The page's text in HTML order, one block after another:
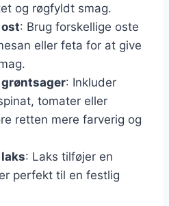
og røgfyldt smag.
: Brug forskellige oste
eller feta for at give
: Inkluder
tomater eller
retten mere farverig og
: Laks tilføjer en
perfekt til en festlig